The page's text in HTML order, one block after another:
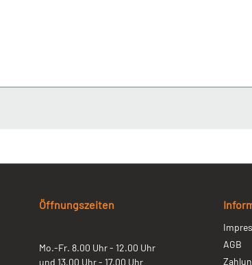
Öffnungszeiten
Mo.-Fr. 8.00 Uhr - 12.00 Uhr
und 13.00 Uhr - 17.00 Uhr
AGB